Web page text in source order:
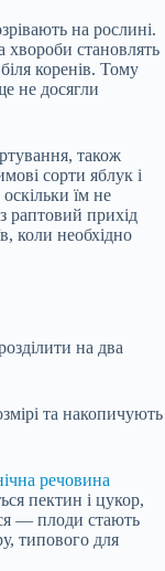
на рослині.
хвороби становлять
коренів. Тому
не досягли
також
сорти яблук і
їм не
раптовий прихід
коли необхідно
на два
та накопичують
речовина
пектин і цукор,
— плоди стають
типового для